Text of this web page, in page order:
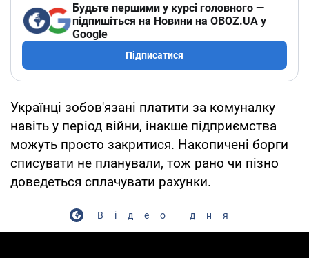
Будьте першими у курсі головного —
підпишіться на Новини на OBOZ.UA у
Google
Підписатися
Українці зобов'язані платити за комуналку
навіть у період війни, інакше підприємства
можуть просто закритися. Накопичені борги
списувати не планували, тож рано чи пізно
доведеться сплачувати рахунки.
Відео дня